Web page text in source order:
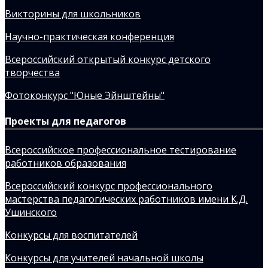
Викторины для школьников
Научно-практическая конференция
Всероссийский открытый конкурс детского
творчества
Фотоконкурс "Юные Эйнштейны"
Проекты для педагогов
Всероссийское профессиональное тестирование
работников образования
Всероссийский конкурс профессионального
мастерства педагогических работников имени К.Д.
Ушинского
Конкурсы для воспитателей
Конкурсы для учителей начальной школы